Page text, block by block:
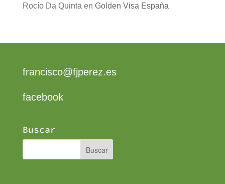
Rocío Da Quinta en Golden Visa España
francisco@fjperez.es
facebook
Buscar